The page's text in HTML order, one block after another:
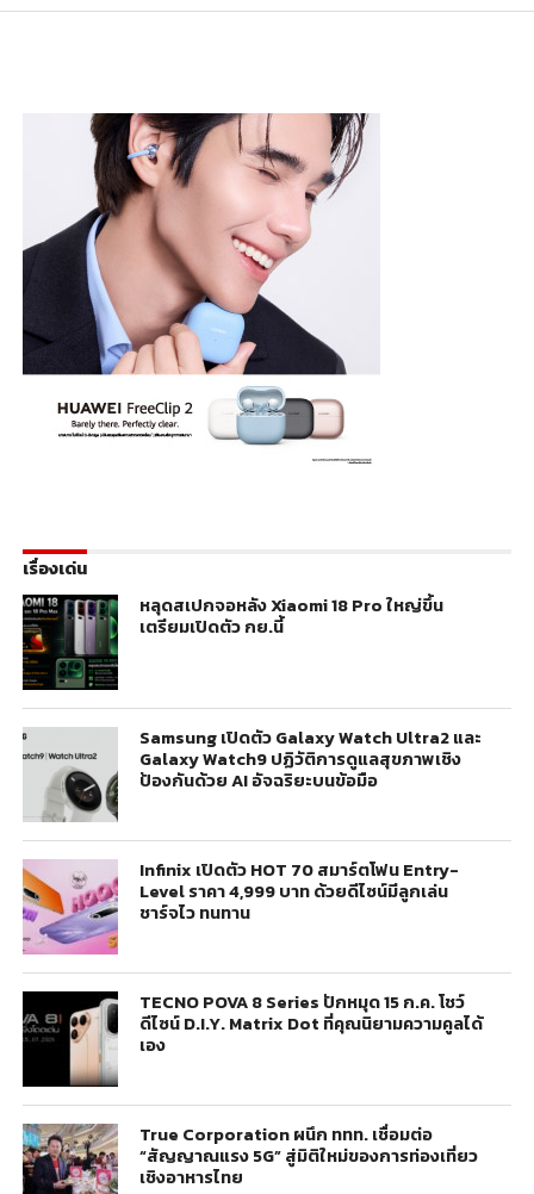
เรื่องเด่น
หลุดสเปกจอหลัง Xiaomi 18 Pro ใหญ่ขึ้น
เตรียมเปิดตัว กย.นี้
Samsung เปิดตัว Galaxy Watch Ultra2 และ
Galaxy Watch9 ปฏิวัติการดูแลสุขภาพเชิง
ป้องกันด้วย AI อัจฉริยะบนข้อมือ
Infinix เปิดตัว HOT 70 สมาร์ตโฟน Entry-
Level ราคา 4,999 บาท ด้วยดีไซน์มีลูกเล่น
ชาร์จไว ทนทาน
TECNO POVA 8 Series ปักหมุด 15 ก.ค. โชว์
ดีไซน์ D.I.Y. Matrix Dot ที่คุณนิยามความคูลได้
เอง
True Corporation ผนึก ททท. เชื่อมต่อ
“สัญญาณแรง 5G” สู่มิติใหม่ของการท่องเที่ยว
เชิงอาหารไทย